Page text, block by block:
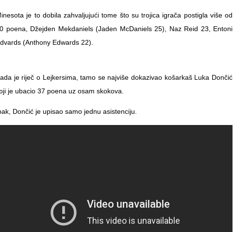
je to dobila zahvaljujući tome što su trojica igrača postigla više od
poena, Džejden Mekdaniels (Jaden McDaniels 25), Naz Reid 23, Entoni
(Anthony Edwards 22).
je riječ o Lejkersima, tamo se najviše dokazivao košarkaš Luka Dončić
je ubacio 37 poena uz osam skokova.
Dončić je upisao samo jednu asistenciju.